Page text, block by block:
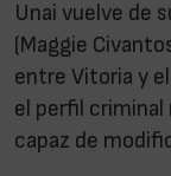
Unai vuelve de
(Maggie
entre Vitoria y
el perfil criminal
capaz de